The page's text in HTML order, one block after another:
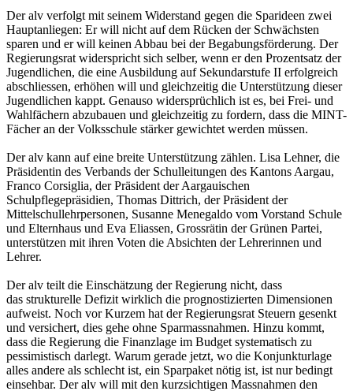
Der alv verfolgt mit seinem Widerstand gegen die Sparideen zwei
Hauptanliegen: Er will nicht auf dem Rücken der Schwächsten
sparen und er will keinen Abbau bei der Begabungsförderung. Der
Regierungsrat widerspricht sich selber, wenn er den Prozentsatz der
Jugendlichen, die eine Ausbildung auf Sekundarstufe II erfolgreich
abschliessen, erhöhen will und gleichzeitig die Unterstützung dieser
Jugendlichen kappt. Genauso widersprüchlich ist es, bei Frei- und
Wahlfächern abzubauen und gleichzeitig zu fordern, dass die MINT-
Fächer an der Volksschule stärker gewichtet werden müssen.
Der alv kann auf eine breite Unterstützung zählen. Lisa Lehner, die
Präsidentin des Verbands der Schulleitungen des Kantons Aargau,
Franco Corsiglia, der Präsident der Aargauischen
Schulpflegepräsidien, Thomas Dittrich, der Präsident der
Mittelschullehrpersonen, Susanne Menegaldo vom Vorstand Schule
und Elternhaus und Eva Eliassen, Grossrätin der Grünen Partei,
unterstützen mit ihren Voten die Absichten der Lehrerinnen und
Lehrer.
Der alv teilt die Einschätzung der Regierung nicht, dass
das strukturelle Defizit wirklich die prognostizierten Dimensionen
aufweist. Noch vor Kurzem hat der Regierungsrat Steuern gesenkt
und versichert, dies gehe ohne Sparmassnahmen. Hinzu kommt,
dass die Regierung die Finanzlage im Budget systematisch zu
pessimistisch darlegt. Warum gerade jetzt, wo die Konjunkturlage
alles andere als schlecht ist, ein Sparpaket nötig ist, ist nur bedingt
einsehbar. Der alv will mit den kurzsichtigen Massnahmen den